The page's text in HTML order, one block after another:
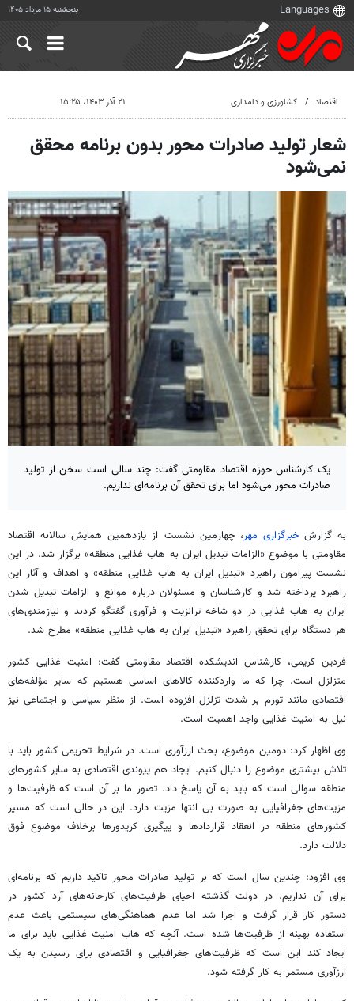
پنجشنبه ۱۵ مرداد ۱۴۰۵
اقتصاد کشاورزی و دامداری ۲۱ آذر ۱۴۰۳، ۱۵:۲۵
شعار تولید صادرات محور بدون برنامه محقق
نمی‌شود
یک کارشناس حوزه اقتصاد مقاومتی گفت: چند سالی است سخن از تولید
صادرات محور می‌شود اما برای تحقق آن برنامه‌ای نداریم.
به گزارشخبرگزاری مهر، چهارمین نشست از یازدهمین همایش سالانه اقتصاد
مقاومتی با موضوع «الزامات تبدیل ایران به هابغذایی منطقه» برگزار شد. در این
نشست پیرامون راهبرد «تبدیل ایران به هاب غذایی منطقه» و اهداف و آثار این
راهبرد پرداخته شد و کارشناسان و مسئولان درباره موانع و الزامات تبدیل شدن
ایران به هابغذایی در دو شاخه ترانزیت و فرآوری گفتگو کردند و نیازمندی‌های
هر دستگاه برای تحقق راهبرد «تبدیل ایران به هاب غذایی منطقه» مطرح شد.
فردین کریمی، کارشناس اندیشکده اقتصاد مقاومتی گفت: امنیت غذایی کشور
متزلزل است. چرا که ما واردکننده کالاهای اساسی هستیم که سایر مؤلفه‌های
اقتصادی مانند تورم بر شدت تزلزل افزوده است. از منظر سیاسی و اجتماعی نیز
نیل به امنیت غذایی واجد اهمیت است.
وی اظهار کرد: دومین موضوع، بحث ارزآوری است. در شرایط تحریمی کشور باید با
تلاش بیشتری موضوع را دنبال کنیم. ایجاد هم پیوندی اقتصادی به سایر کشورهای
منطقه سوالی است که باید به آن پاسخ داد. تصور ما بر آن است که ظرفیت‌ها و
مزیت‌های جغرافیایی به صورت بی انتها مزیت دارد. این در حالی است که مسیر
کشورهای منطقه در انعقاد قراردادها و پیگیری کریدورها برخلاف موضوع فوق
دلالت دارد.
وی افزود: چندین سال است که بر تولید صادرات محور تاکید داریم که برنامه‌ای
برای آن نداریم. در دولت گذشته احیای ظرفیت‌های کارخانه‌های آرد کشور در
دستور کار قرار گرفت و اجرا شد اما عدم هماهنگی‌های سیستمی باعث عدم
استفاده بهینه از ظرفیت‌ها شده است. آنچه که هاب امنیت غذایی باید برای ما
ایجاد کند این است که ظرفیت‌های جغرافیایی و اقتصادی برای رسیدن به یک
ارزآوری مستمر به کار گرفته شود.